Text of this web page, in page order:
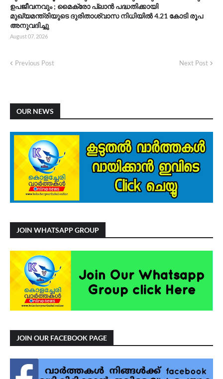
ഉപജീവനവും ; മൈക്രോ പ്ലാൻ പദ്ധതിക്കായി
മുഖ്യമന്ത്രിയുടെ ദുരിതാശ്വാസ നിധിയിൽ 4.21 കോടി രൂപ
അനുവദിച്ചു
August 07, 2026
Previous Post Next Post
OUR NEWS
JOIN WHATSAPP GROUP
JOIN OUR FACEBOOK PAGE